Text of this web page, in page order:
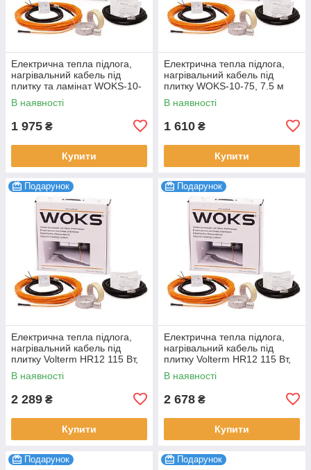
Електрична тепла підлога,
нагрівальний кабель під
плитку та ламінат WOKS-10-
150, 16 м
В наявності
1 975 ₴
Купити
Електрична тепла підлога,
нагрівальний кабель під
плитку WOKS-10-75, 7.5 м
В наявності
1 610 ₴
Купити
Подарунок
Електрична тепла підлога,
нагрівальний кабель під
плитку Volterm HR12 115 Вт,
9,5 м
В наявності
2 289 ₴
Купити
Подарунок
Електрична тепла підлога,
нагрівальний кабель під
плитку Volterm HR12 115 Вт,
9,5 м
В наявності
2 678 ₴
Купити
Подарунок Подарунок